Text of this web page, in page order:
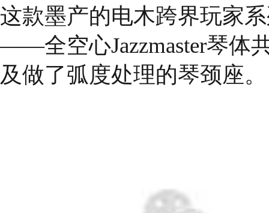
这款墨产的电木跨界玩家
——全空心Jazzmaster琴体
及做了弧度处理的琴颈座。